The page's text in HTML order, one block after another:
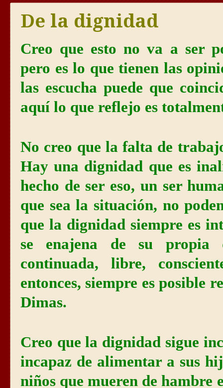
De la dignidad
Creo que esto no va a ser
pero es lo que tienen las
las escucha puede que
aquí lo que reflejo es
No creo que la falta de
Hay una dignidad que es
hecho de ser eso, un ser
que sea la situación, no
que la dignidad siempre es
se enajena de su propia
continuada, libre,
entonces, siempre es posible
Dimas.
Creo que la dignidad sigue
incapaz de alimentar a sus
niños que mueren de